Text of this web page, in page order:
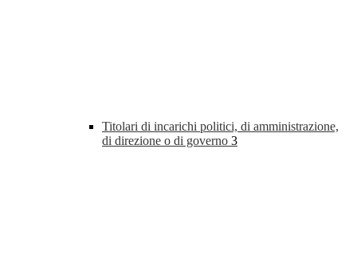
Titolari di incarichi politici, di amministrazione,
di direzione o di governo 3